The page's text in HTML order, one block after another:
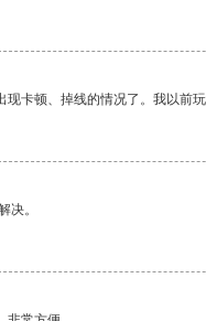
卡顿、掉线的情况了。我以前
决。